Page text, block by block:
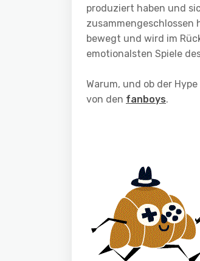
produziert haben und
zusammengeschlossen
bewegt und wird im
emotionalsten Spiele
Warum, und ob der
von den fanboys.